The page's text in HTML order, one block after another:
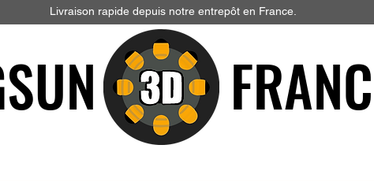
Livraison rapide depuis notre entrepôt en France.